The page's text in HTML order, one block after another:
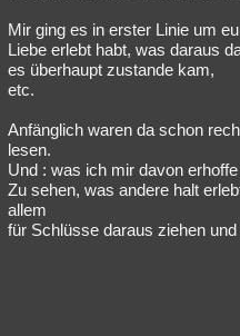
Mir ging es in erster Linie um
Liebe erlebt habt, was daraus
es überhaupt zustande kam,
etc.
Anfänglich waren da schon
lesen.
Und : was ich mir davon
Zu sehen, was andere halt
allem
für Schlüsse daraus ziehen